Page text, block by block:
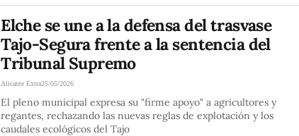
Elche se une a la defensa del trasvase
Tajo-Segura frente a la sentencia del
Tribunal Supremo
Alicante Extra25/05/2026
El pleno municipal expresa su "firme apoyo" a agricultores y
regantes, rechazando las nuevas reglas de explotación y los
caudales ecológicos del Tajo